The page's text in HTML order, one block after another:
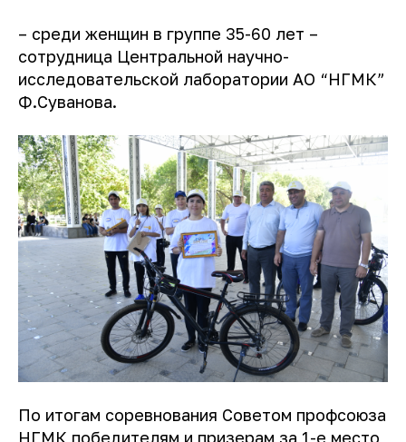
– среди женщин в группе 35-60 лет –
сотрудница Центральной научно-
исследовательской лаборатории АО “НГМК”
Ф.Суванова.
По итогам соревнования Советом профсоюза
НГМК победителям и призерам за 1-е место